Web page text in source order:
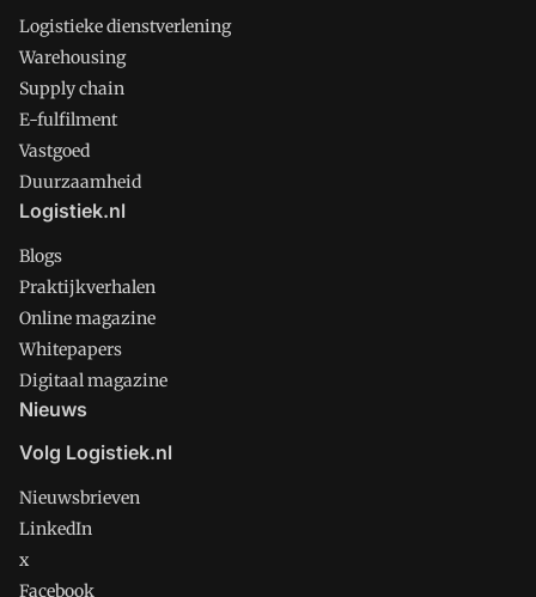
Logistieke dienstverlening
Warehousing
Supply chain
E-fulfilment
Vastgoed
Duurzaamheid
Logistiek.nl
Blogs
Praktijkverhalen
Online magazine
Whitepapers
Digitaal magazine
Nieuws
Volg Logistiek.nl
Nieuwsbrieven
LinkedIn
x
Facebook